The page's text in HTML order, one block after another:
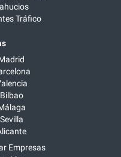
Tráfico
Empresas